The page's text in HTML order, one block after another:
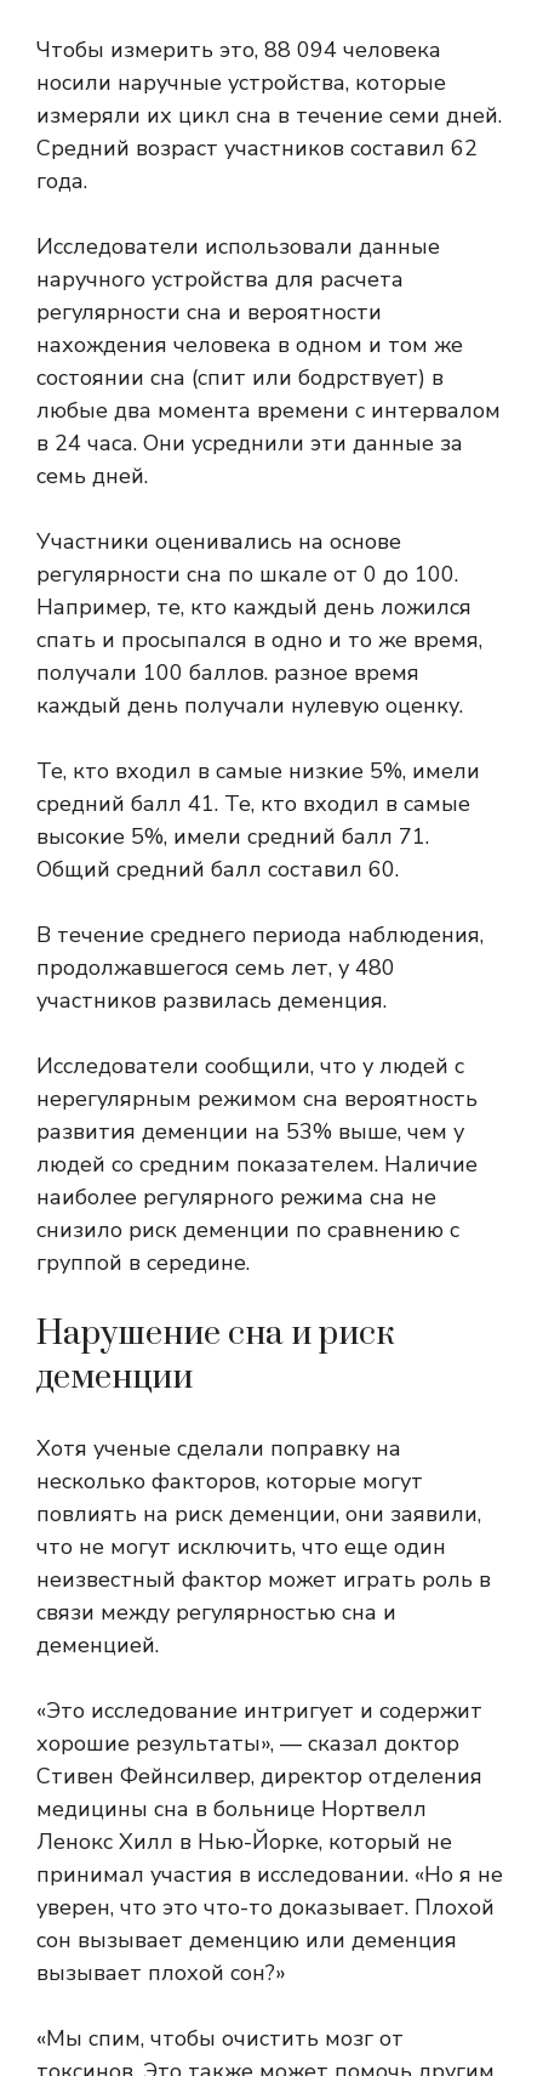
Чтобы измерить это, 88 094 человека
носили наручные устройства, которые
измеряли их цикл сна в течение семи дней.
Средний возраст участников составил 62
года.
Исследователи использовали данные
наручного устройства для расчета
регулярности сна и вероятности
нахождения человека в одном и том же
состоянии сна (спит или бодрствует) в
любые два момента времени с интервалом
в 24 часа. Они усреднили эти данные за
семь дней.
Участники оценивались на основе
регулярности сна по шкале от 0 до 100.
Например, те, кто каждый день ложился
спать и просыпался в одно и то же время,
получали 100 баллов. разное время
каждый день получали нулевую оценку.
Те, кто входил в самые низкие 5%, имели
средний балл 41. Те, кто входил в самые
высокие 5%, имели средний балл 71.
Общий средний балл составил 60.
В течение среднего периода наблюдения,
продолжавшегося семь лет, у 480
участников развилась деменция.
Исследователи сообщили, что у людей с
нерегулярным режимом сна вероятность
развития деменции на 53% выше, чем у
людей со средним показателем. Наличие
наиболее регулярного режима сна не
снизило риск деменции по сравнению с
группой в середине.
Нарушение сна и риск
деменции
Хотя ученые сделали поправку на
несколько факторов, которые могут
повлиять на риск деменции, они заявили,
что не могут исключить, что еще один
неизвестный фактор может играть роль в
связи между регулярностью сна и
деменцией.
«Это исследование интригует и содержит
хорошие результаты», — сказал доктор
Стивен Фейнсилвер, директор отделения
медицины сна в больнице Нортвелл
Ленокс Хилл в Нью-Йорке, который не
принимал участия в исследовании. «Но я не
уверен, что это что-то доказывает. Плохой
сон вызывает деменцию или деменция
вызывает плохой сон?»
«Мы спим, чтобы очистить мозг от